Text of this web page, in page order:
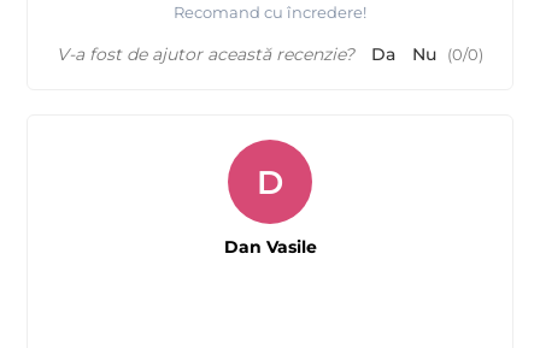
Recomand cu încredere!
V-a fost de ajutor această recenzie? Da Nu (0/0)
D
Dan Vasile